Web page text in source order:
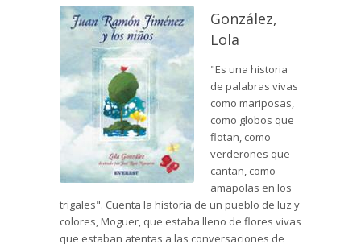
González,
Lola
"Es una historia
de palabras vivas
como mariposas,
como globos que
flotan, como
verderones que
cantan, como
amapolas en los
trigales". Cuenta la historia de un pueblo de luz y
colores, Moguer, que estaba lleno de flores vivas
que estaban atentas a las conversaciones de